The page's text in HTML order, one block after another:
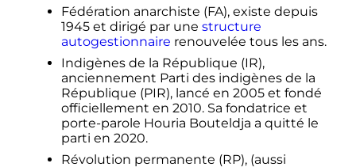
Fédération anarchiste (FA), existe depuis
1945 et dirigé par une structure
autogestionnaire renouvelée tous les ans.
Indigènes de la République (IR),
anciennement Parti des indigènes de la
République (PIR), lancé en 2005 et fondé
officiellement en 2010. Sa fondatrice et
porte-parole Houria Bouteldja a quitté le
parti en 2020.
Révolution permanente (RP), (aussi